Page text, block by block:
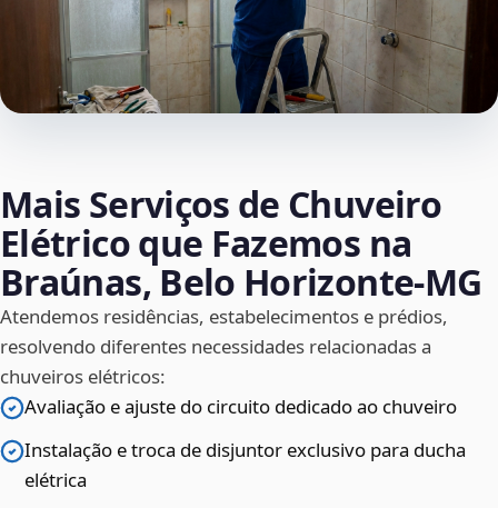
Mais Serviços de Chuveiro
Elétrico que Fazemos na
Braúnas, Belo Horizonte‑MG
Atendemos residências, estabelecimentos e prédios,
resolvendo diferentes necessidades relacionadas a
chuveiros elétricos:
Avaliação e ajuste do circuito dedicado ao chuveiro
Instalação e troca de disjuntor exclusivo para ducha
elétrica